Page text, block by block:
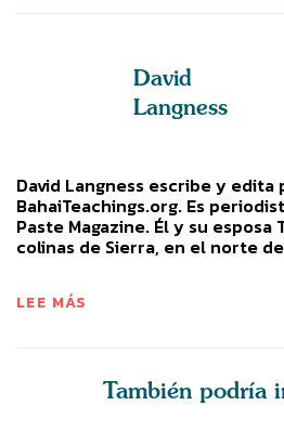
David
Langness
David Langness escribe y edita
BahaiTeachings.org. Es
Paste Magazine. Él y su esposa
colinas de Sierra, en el norte
LEE MÁS
También podría